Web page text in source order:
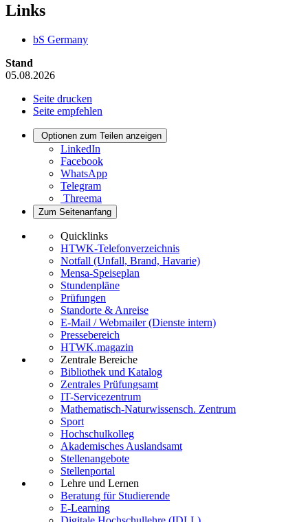
Links
bS Germany
Stand
05.08.2026
Seite drucken
Seite empfehlen
Optionen zum Teilen anzeigen
LinkedIn
Facebook
WhatsApp
Telegram
Threema
Zum Seitenanfang
Quicklinks
HTWK-Telefonverzeichnis
Notfall (Unfall, Brand, Havarie)
Mensa-Speiseplan
Stundenpläne
Prüfungen
Standorte & Anreise
E-Mail / Webmailer (Dienste intern)
Pressebereich
HTWK.magazin
Zentrale Bereiche
Bibliothek und Katalog
Zentrales Prüfungsamt
IT-Servicezentrum
Mathematisch-Naturwissensch. Zentrum
Sport
Hochschulkolleg
Akademisches Auslandsamt
Stellenangebote
Stellenportal
Lehre und Lernen
Beratung für Studierende
E-Learning